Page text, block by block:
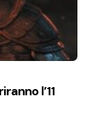
l’11